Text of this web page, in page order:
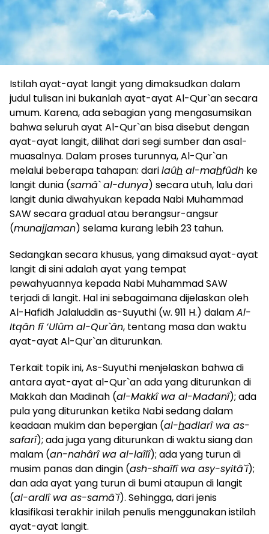
Istilah ayat-ayat langit yang dimaksudkan dalam
judul tulisan ini bukanlah ayat-ayat Al-Qur`an secara
umum. Karena, ada sebagian yang mengasumsikan
bahwa seluruh ayat Al-Qur`an bisa disebut dengan
ayat-ayat langit, dilihat dari segi sumber dan asal-
muasalnya. Dalam proses turunnya, Al-Qur`an
melalui beberapa tahapan: darilaûh al-mahfûdh ke
langit dunia (samâ` al-dunya) secara utuh, lalu dari
langit dunia diwahyukan kepada Nabi Muhammad
SAW secara gradual atau berangsur-angsur
(munajjaman) selama kurang lebih 23 tahun.
Sedangkan secara khusus, yang dimaksud ayat-ayat
langit di sini adalah ayat yang tempat
pewahyuannya kepada Nabi Muhammad SAW
terjadi di langit. Hal ini sebagaimana dijelaskan oleh
Al-Hafidh Jalaluddin as-Suyuthi (w. 911 H.) dalamAl-
Itqân fî ‘Ulûm al-Qur`ân, tentang masa dan waktu
ayat-ayat Al-Qur`an diturunkan.
Terkait topik ini, As-Suyuthi menjelaskan bahwa di
antara ayat-ayat al-Qur`an ada yang diturunkan di
Makkah dan Madinah (al-Makkî wa al-Madanî); ada
pula yang diturunkan ketika Nabi sedang dalam
keadaan mukim dan bepergian (al-hadlarî wa as-
safarî); ada juga yang diturunkan di waktu siang dan
malam (an-nahârî wa al-laîlî); ada yang turun di
musim panas dan dingin (ash-shaîfî wa asy-syitâ`î);
dan ada ayat yang turun di bumi ataupun di langit
(al-ardlî wa as-samâ`î). Sehingga, dari jenis
klasifikasi terakhir inilah penulis menggunakan istilah
ayat-ayat langit.